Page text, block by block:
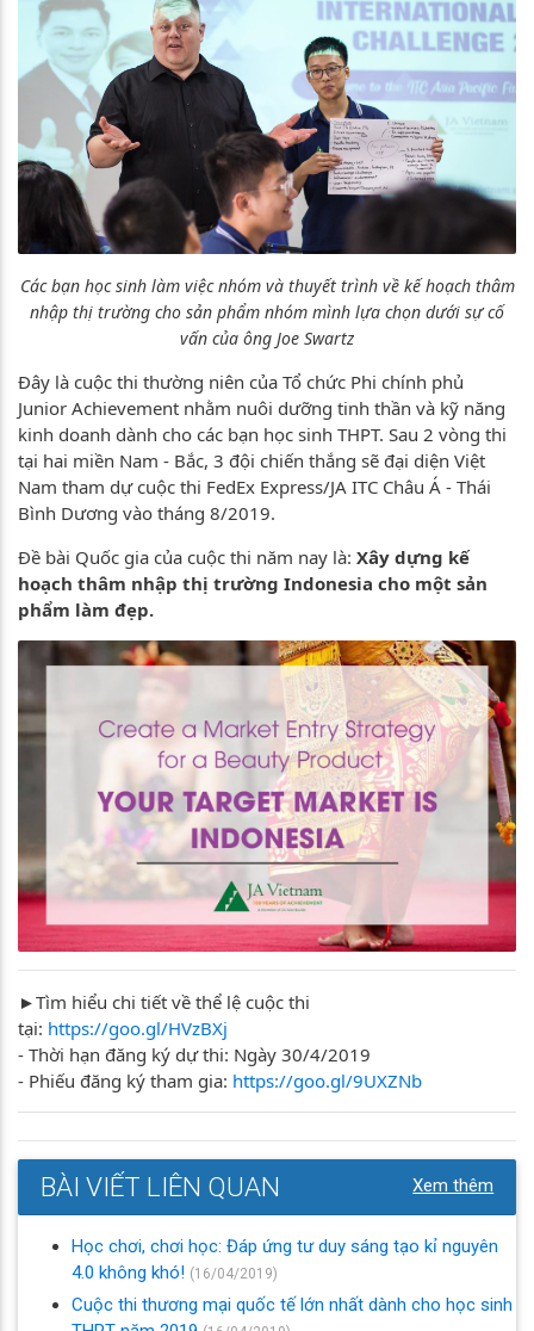
Các bạn học sinh làm việc nhóm và thuyết trình về kế hoạch thâm
nhập thị trường cho sản phẩm nhóm mình lựa chọn dưới sự cố
vấn của ông Joe Swartz
Đây là cuộc thi thường niên của Tổ chức Phi chính phủ
Junior Achievement nhằm nuôi dưỡng tinh thần và kỹ năng
kinh doanh dành cho các bạn học sinh THPT. Sau 2 vòng thi
tại hai miền Nam - Bắc, 3 đội chiến thắng sẽ đại diện Việt
Nam tham dự cuộc thi FedEx Express/JA ITC Châu Á - Thái
Bình Dương vào tháng 8/2019.
Đề bài Quốc gia của cuộc thi năm nay là: Xây dựng kế
hoạch thâm nhập thị trường Indonesia cho một sản
phẩm làm đẹp.
►Tìm hiểu chi tiết về thể lệ cuộc thi
tại: https://goo.gl/HVzBXj
- Thời hạn đăng ký dự thi: Ngày 30/4/2019
- Phiếu đăng ký tham gia: https://goo.gl/9UXZNb
BÀI VIẾT LIÊN QUAN Xem thêm
Học chơi, chơi học: Đáp ứng tư duy sáng tạo kỉ nguyên
4.0 không khó! (16/04/2019)
Cuộc thi thương mại quốc tế lớn nhất dành cho học sinh